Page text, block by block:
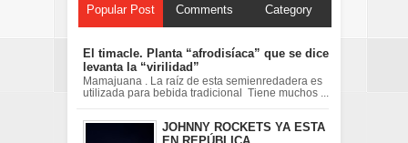
Popular Post Comments Category
El timacle. Planta “afrodisíaca” que se dice
levanta la “virilidad”
Mamajuana . La raíz de esta semienredadera es
utilizada para bebida tradicional Tiene muchos ...
JOHNNY ROCKETS YA ESTA